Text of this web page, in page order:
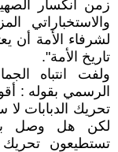
زمن انكسار
والاستخباراتي
لشرفاء الأمة أن
تاريخ الأمة".
ولفت انتباه
الرسمي بقوله :
تحريك الدبابات
لكن هل وصل
تستطيعون